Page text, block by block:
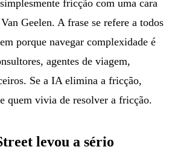
fricção com uma cara
Geelen. A frase se refere a todos
porque navegar complexidade é
agentes de viagem,
Se a IA elimina a fricção,
quem vivia de resolver a fricção.
levou a sério